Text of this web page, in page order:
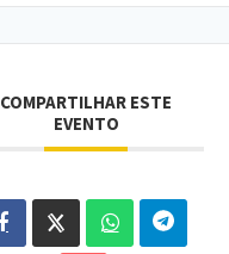
COMPARTILHAR ESTE
EVENTO